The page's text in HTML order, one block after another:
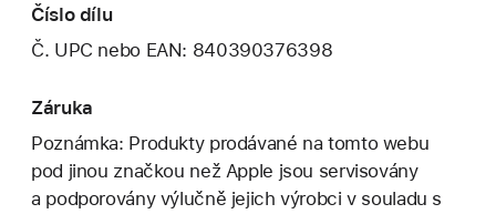
Číslo dílu
Č. UPC nebo EAN: 840390376398
Záruka
Poznámka: Produkty prodávané na tomto webu
pod jinou značkou než Apple jsou servisovány
a podporovány výlučně jejich výrobci v souladu s